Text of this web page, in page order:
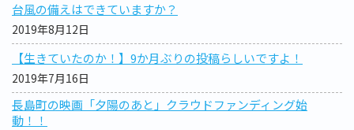
台風の備えはできていますか？
2019年8月12日
【生きていたのか！】9か月ぶりの投稿らしいですよ！
2019年7月16日
長島町の映画「夕陽のあと」クラウドファンディング始
動！！